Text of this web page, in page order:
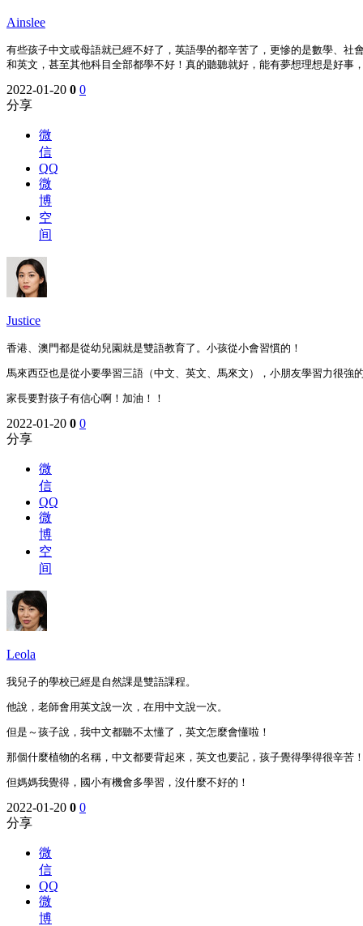
Ainslee
有些孩子中文或母語就已經不好了，英語學的都辛苦了，更慘的是數學、
和英文，甚至其他科目全部都學不好！真的聽聽就好，能有夢想理想是好事
2022-01-20 0 0
分享
微
信
QQ
微
博
空
间
Justice
香港、澳門都是從幼兒園就是雙語教育了。小孩從小會習慣的！
馬來西亞也是從小要學習三語（中文、英文、馬來文），小朋友學習力很強
家長要對孩子有信心啊！加油！！
2022-01-20 0 0
分享
微
信
QQ
微
博
空
间
Leola
我兒子的學校已經是自然課是雙語課程。
他說，老師會用英文說一次，在用中文說一次。
但是～孩子說，我中文都聽不太懂了，英文怎麼會懂啦！
那個什麼植物的名稱，中文都要背起來，英文也要記，孩子覺得學得很辛苦！
但媽媽我覺得，國小有機會多學習，沒什麼不好的！
2022-01-20 0 0
分享
微
信
QQ
微
博